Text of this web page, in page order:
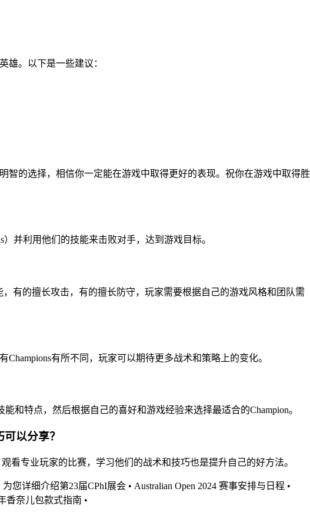
雄。以下是一些建议：
智的选择，相信你一定能在游戏中取得更好的表现。祝你在游戏中取得胜
并利用他们的技能来击败对手，达到游戏目标。
，有的擅长攻击，有的擅长防守，玩家需要根据自己的游戏风格和团队需
有所不同，玩家可以期待更多战术和策略上的变化。
和特点，然后根据自己的喜好和游戏经验来选择最适合的Champion。
以分享？
看专业玩家的比赛，学习他们的战术和技巧也是提升自己的好方法。
为您详细介绍第23届CPhI展会 • Australian Open 2024 赛事安排与日程 •
香奈儿包款式指南 •